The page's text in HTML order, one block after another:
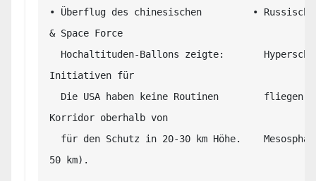
• Überflug des chinesischen         •
& Space Force
Initiativen für
Korridor oberhalb von